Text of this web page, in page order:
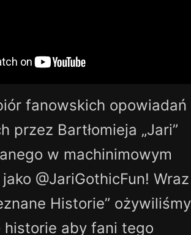
fanowskich opowiadań
przez Bartłomieja „Jari”
w machinimowym
@JariGothicFun! Wraz
Historie” ożywiliśmy
historie aby fani tego